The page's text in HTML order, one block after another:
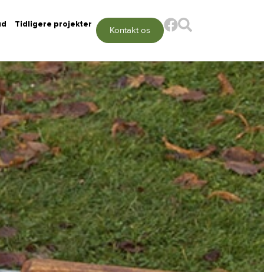
Tidligere projekter
Kontakt os